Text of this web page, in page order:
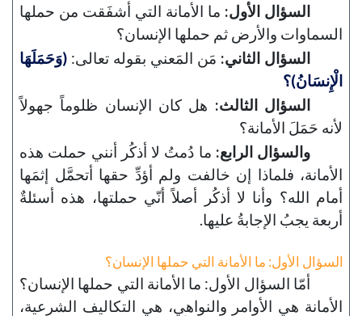
السؤال الأول: ما الأمانة التي أشفَقت من حملها
السماوات والأرض ثم حملها الإنسان؟
السؤال الثاني: مَن المَعني بقوله تعالى: (وَحَمَلَهَا
الْإِنسَانُ)؟
السؤال الثالث: هل كان الإنسان ظلوماً جهولاً
لأنه حَمَلَ الأمانة؟
والسؤال الرابع: ما دُمتُ لا أذكُر أنني حملت هذه
الأمانة، فلماذا إن خالفت ولم أؤدِّ حقها أتحمَّل إثمَها
أمام الله؟ وأنا لا أذكُر أصلاً أنّي حملتها، هذه أسئلةٌ
أربعة يجبُ الإجابةُ عليها.
السؤال الأول: ما الأمانة التي حملها الإنسان؟
أمّا السؤال الأول: ما الأمانة التي حملها الإنسان؟
الأمانة هي الأوامر والنواهي، هي التكاليف الشرعية،